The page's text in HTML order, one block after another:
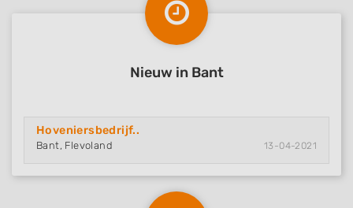
Nieuw in Bant
Hoveniersbedrijf..
Bant, Flevoland 13-04-2021